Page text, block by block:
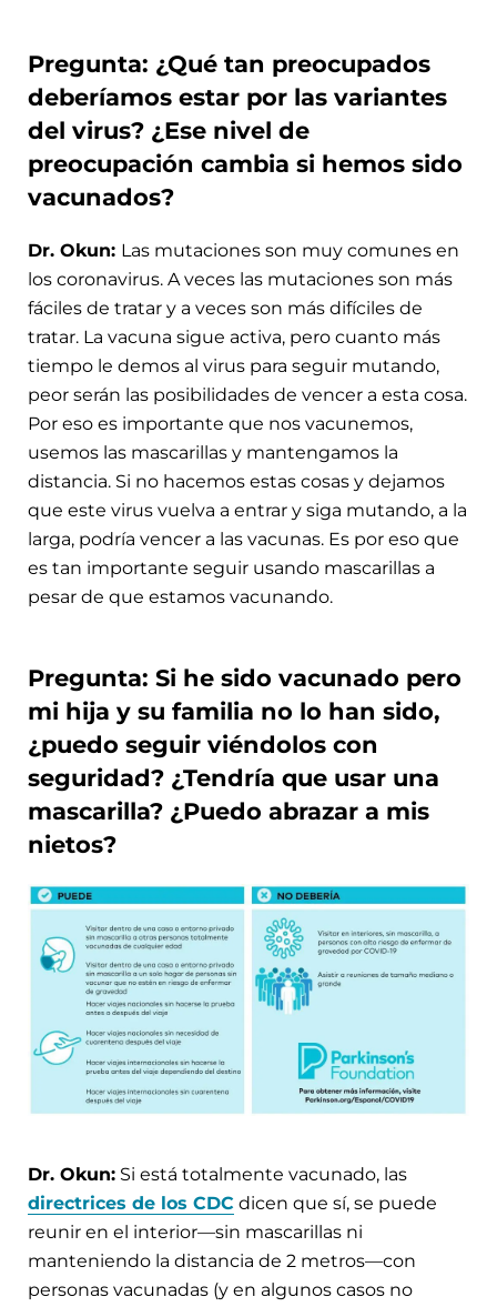
Pregunta: ¿Qué tan preocupados
deberíamos estar por las variantes
del virus? ¿Ese nivel de
preocupación cambia si hemos sido
vacunados?
Dr. Okun: Las mutaciones son muy comunes en
los coronavirus. A veces las mutaciones son más
fáciles de tratar y a veces son más difíciles de
tratar. La vacuna sigue activa, pero cuanto más
tiempo le demos al virus para seguir mutando,
peor serán las posibilidades de vencer a esta cosa.
Por eso es importante que nos vacunemos,
usemos las mascarillas y mantengamos la
distancia. Si no hacemos estas cosas y dejamos
que este virus vuelva a entrar y siga mutando, a la
larga, podría vencer a las vacunas. Es por eso que
es tan importante seguir usando mascarillas a
pesar de que estamos vacunando.
Pregunta: Si he sido vacunado pero
mi hija y su familia no lo han sido,
¿puedo seguir viéndolos con
seguridad? ¿Tendría que usar una
mascarilla? ¿Puedo abrazar a mis
nietos?
Dr. Okun: Si está totalmente vacunado, las
directrices de los CDC dicen que sí, se puede
reunir en el interior—sin mascarillas ni
manteniendo la distancia de 2 metros—con
personas vacunadas (y en algunos casos no